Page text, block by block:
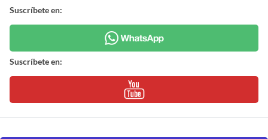
Suscríbete en:
Suscríbete en: